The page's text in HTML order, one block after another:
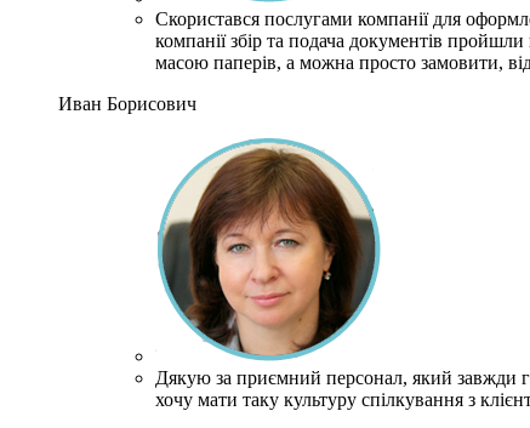
Скористався послугами компанії для
компанії збір та подача документів
масою паперів, а можна просто замовити,
Иван Борисович
Дякую за приємний персонал, який завжди
хочу мати таку культуру спілкування з